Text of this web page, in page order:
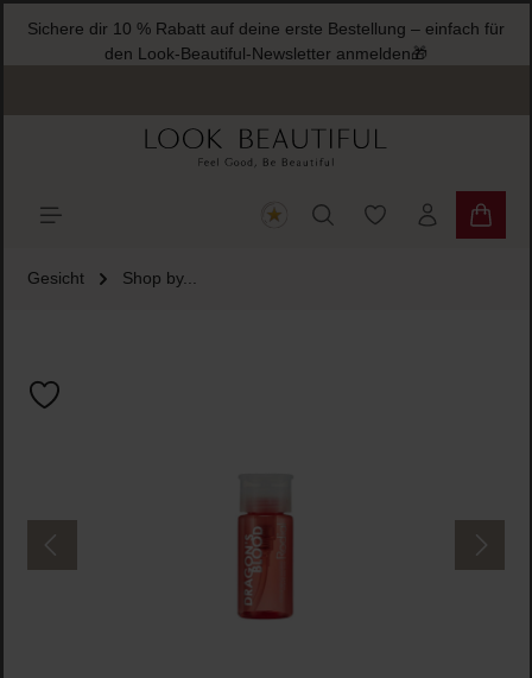
springen
Sichere dir 10 % Rabatt auf deine erste Bestellung – einfach für
den Look-Beautiful-Newsletter anmelden🎁
Du hast 0
Gesicht Shop by...